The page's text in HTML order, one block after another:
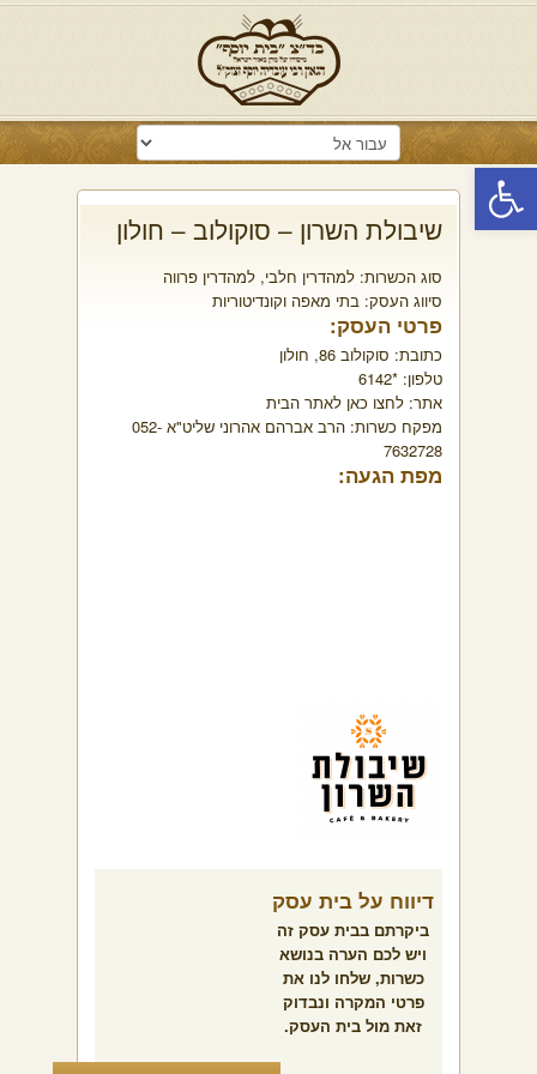
פתח סרגל נגישות
שיבולת השרון – סוקולוב – חולון
סוג הכשרות: למהדרין חלבי, למהדרין פרווה
סיווג העסק: בתי מאפה וקונדיטוריות
פרטי העסק:
כתובת: סוקולוב 86, חולון
טלפון: *6142
אתר: לחצו כאן לאתר הבית
מפקח כשרות:
הרב אברהם אהרוני שליט"א 052-
7632728
מפת הגעה:
דיווח על בית עסק
ביקרתם בבית עסק זה
ויש לכם הערה בנושא
כשרות, שלחו לנו את
פרטי המקרה ונבדוק
זאת מול בית העסק.